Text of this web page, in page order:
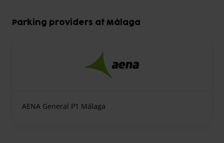
Parking providers at Málaga
AENA General P1 Málaga